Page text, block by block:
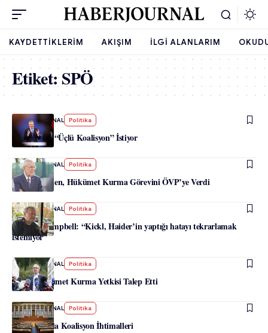
KAYDETTIKLERIM AKIŞIM İLGI ALANLARIM
Etiket:SPÖ
-HABERJOURNAL Politika
Nehammer, “Üçlü Koalisyon” İstiyor
-HABERJOURNAL Politika
Van der Bellen, Hükümet Kurma Görevini ÖVP’ye Verdi
-HABERJOURNAL Politika
Doç. Dr. Campbell: “Kickl, Haider’in yaptığı hatayı tekrarlamak
istemiyor”
- HABERJOURNAL Politika
Kickl, Hükümet Kurma Yetkisi Talep Etti
-HABERJOURNAL Politika
Avusturya’da Koalisyon İhtimalleri